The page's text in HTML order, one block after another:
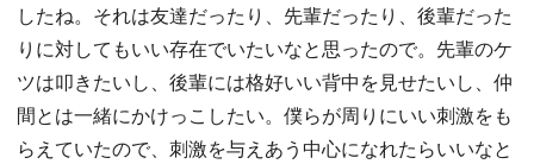
したね。それは友達だったり、先輩だったり、後輩だった
りに対してもいい存在でいたいなと思ったので。先輩のケ
ツは叩きたいし、後輩には格好いい背中を見せたいし、仲
間とは一緒にかけっこしたい。僕らが周りにいい刺激をも
らえていたので、刺激を与えあう中心になれたらいいなと